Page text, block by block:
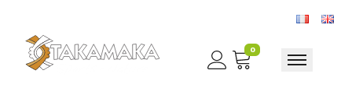
0
Toggle